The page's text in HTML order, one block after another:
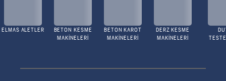
ELMAS ALETLER
BETON KESME
MAKINELERI
BETON KAROT
MAKINELERI
DERZ KESME
MAKINELERI